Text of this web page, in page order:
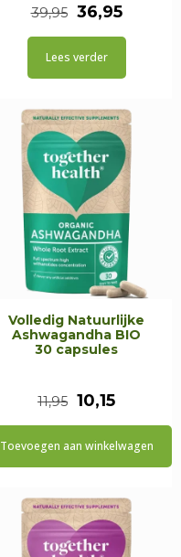
39,95
prijs
36,95
prijs
Lees verder
Volledig Natuurlijke
Ashwagandha BIO
30 capsules
11,95
prijs
10,15Huidige
prijs
Toevoegen aan winkelwagen